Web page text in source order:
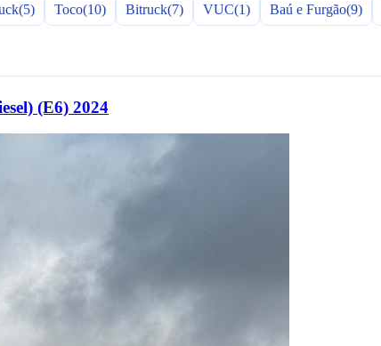
(5) Toco(10) Bitruck(7) VUC(1) Baú e Furgão(9)
(E6) 2024